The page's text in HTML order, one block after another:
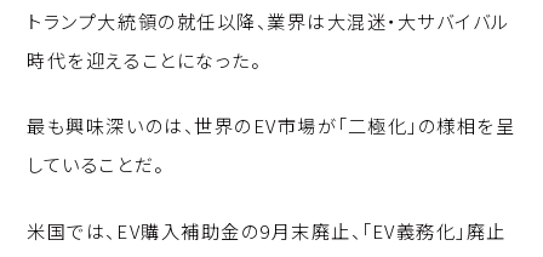
トランプ大統領の就任以降、業界は大混迷・大サバイバル
時代を迎えることになった。
最も興味深いのは、世界のEV市場が「二極化」の様相を呈
していることだ。
米国では、EV購入補助金の9月末廃止、「EV義務化」廃止